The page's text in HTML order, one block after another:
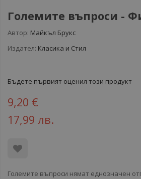
Големите въпроси -
Автор: Майкъл Брукс
Издател: Класика и Стил
Бъдете първият оценил този продукт
9,20 €
17,99 лв.
Големите въпроси нямат еднозначен